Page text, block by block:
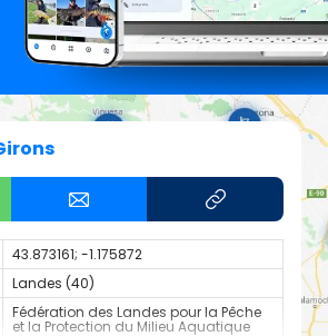
43.873161; -1.175872
Landes (40)
Fédération des Landes pour la Pêche
et la Protection du Milieu Aquatique